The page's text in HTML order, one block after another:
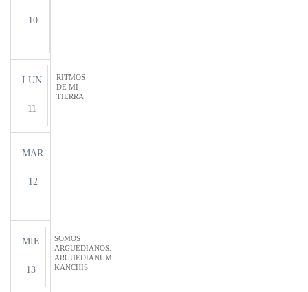
10
LUN
11
RITMOS
DE MI
TIERRA
MAR
12
MIE
13
SOMOS
ARGUEDIANOS.
ARGUEDIANUM
KANCHIS